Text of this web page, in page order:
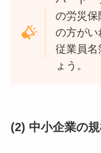
の労災保
の方がい
従業員名
ょう。
(2) 中小企業の規